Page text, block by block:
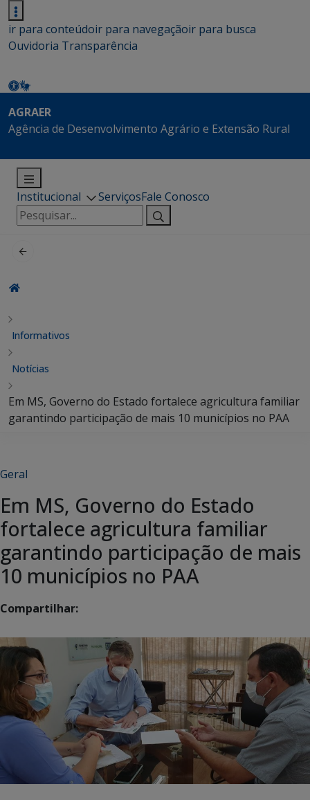
ir para conteúdoir para navegaçãoir para busca
Ouvidoria Transparência
AGRAER
Agência de Desenvolvimento Agrário e Extensão Rural
Institucional ServiçosFale Conosco
Pesquisar
por:
Informativos
Notícias
Em MS, Governo do Estado fortalece agricultura familiar
garantindo participação de mais 10 municípios no PAA
Geral
Em MS, Governo do Estado
fortalece agricultura familiar
garantindo participação de mais
10 municípios no PAA
Compartilhar: